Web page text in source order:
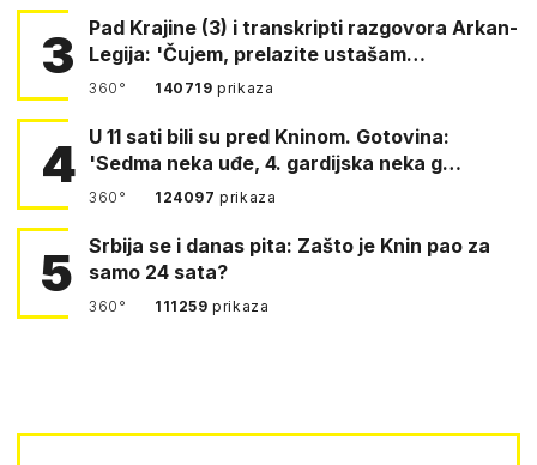
3
Pad Krajine (3) i transkripti razgovora Arkan-
Legija: 'Čujem, prelazite ustašam…
360° 140719prikaza
4 U 11 sati bili su pred Kninom. Gotovina:
'Sedma neka uđe, 4. gardijska neka g…
360° 124097prikaza
5
Srbija se i danas pita: Zašto je Knin pao za
samo 24 sata?
360° 111259prikaza